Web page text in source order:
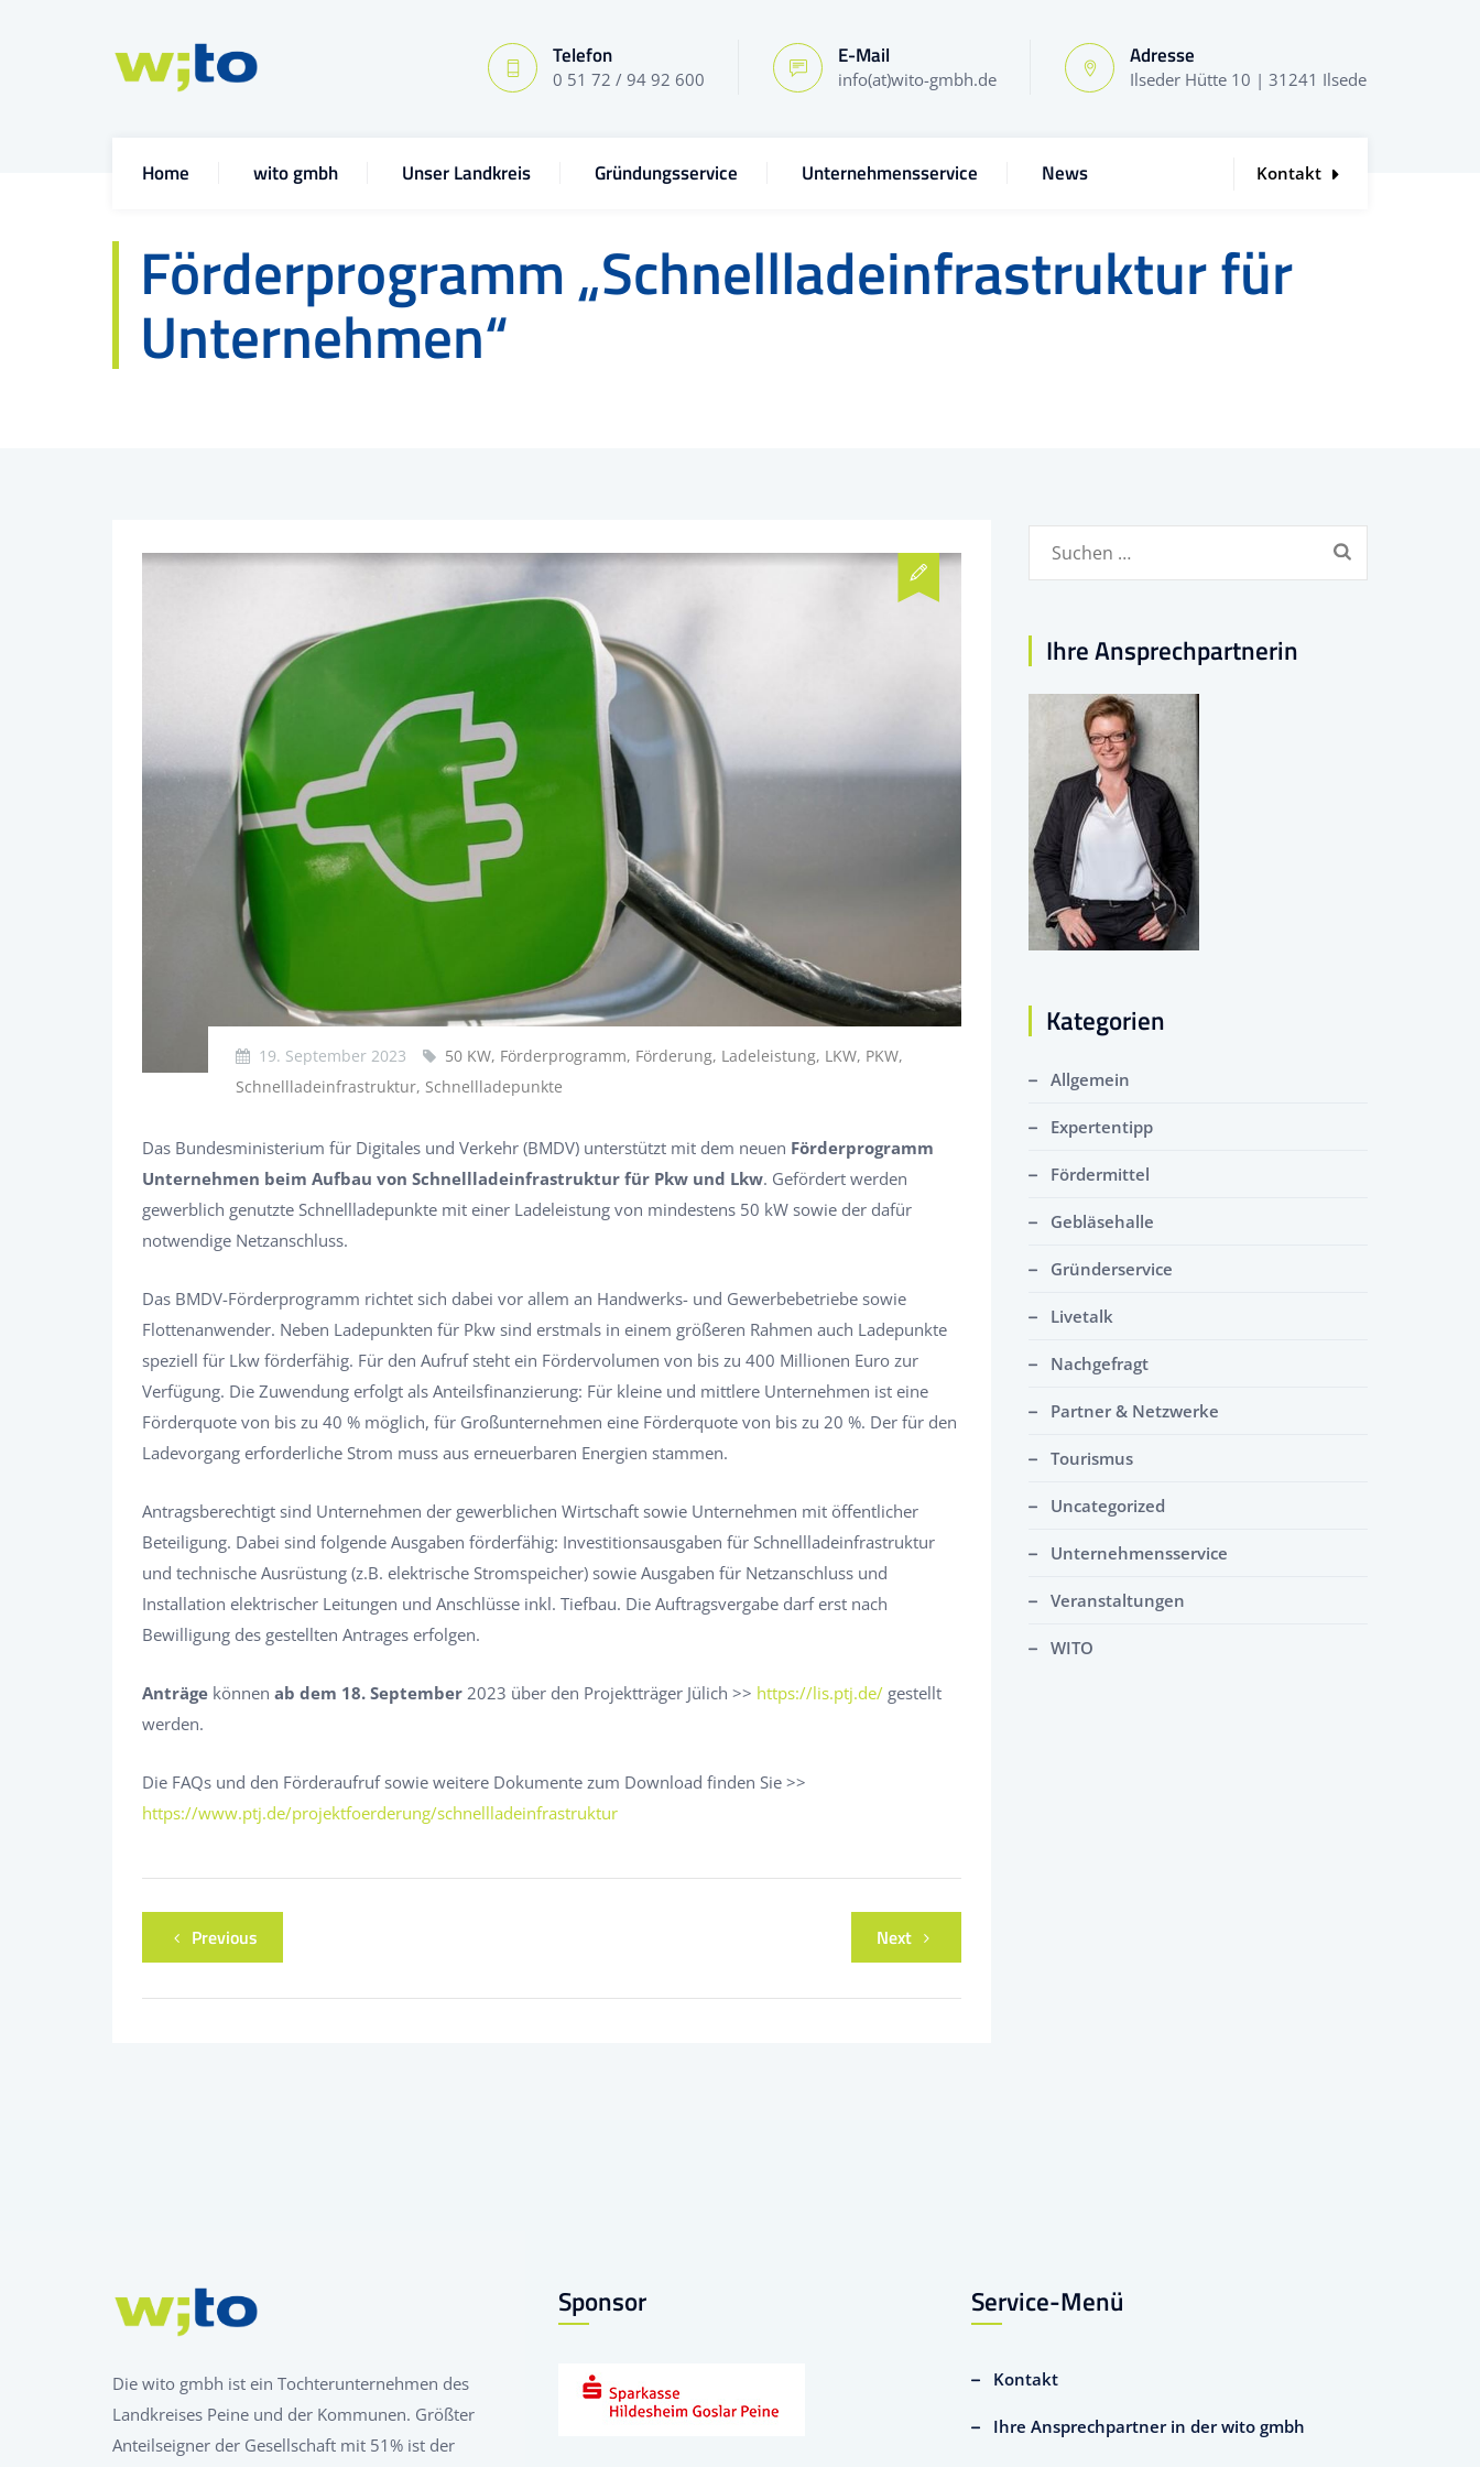
Telefon
0 51 72 / 94 92 600
E-Mail
info(at)wito-gmbh.de
Adresse
Ilseder Hütte 10 | 31241 Ilsede
Home wito gmbh Unser Landkreis Gründungsservice Unternehmensservice News Kontakt
Förderprogramm „Schnellladeinfrastruktur für
Unternehmen“
19. September 2023
50 KW, Förderprogramm, Förderung, Ladeleistung, LKW, PKW,
Schnellladeinfrastruktur, Schnellladepunkte
Das Bundesministerium für Digitales und Verkehr (BMDV) unterstützt mit dem neuen Förderprogramm
Unternehmen beim Aufbau von Schnellladeinfrastruktur für Pkw und Lkw. Gefördert werden
gewerblich genutzte Schnellladepunkte mit einer Ladeleistung von mindestens 50 kW sowie der dafür
notwendige Netzanschluss.
Das BMDV-Förderprogramm richtet sich dabei vor allem an Handwerks- und Gewerbebetriebe sowie
Flottenanwender. Neben Ladepunkten für Pkw sind erstmals in einem größeren Rahmen auch Ladepunkte
speziell für Lkw förderfähig. Für den Aufruf steht ein Fördervolumen von bis zu 400 Millionen Euro zur
Verfügung. Die Zuwendung erfolgt als Anteilsfinanzierung: Für kleine und mittlere Unternehmen ist eine
Förderquote von bis zu 40 % möglich, für Großunternehmen eine Förderquote von bis zu 20 %. Der für den
Ladevorgang erforderliche Strom muss aus erneuerbaren Energien stammen.
Antragsberechtigt sind Unternehmen der gewerblichen Wirtschaft sowie Unternehmen mit öffentlicher
Beteiligung. Dabei sind folgende Ausgaben förderfähig: Investitionsausgaben für Schnellladeinfrastruktur
und technische Ausrüstung (z.B. elektrische Stromspeicher) sowie Ausgaben für Netzanschluss und
Installation elektrischer Leitungen und Anschlüsse inkl. Tiefbau. Die Auftragsvergabe darf erst nach
Bewilligung des gestellten Antrages erfolgen.
Anträge können ab dem 18. September 2023 über den Projektträger Jülich >> https://lis.ptj.de/ gestellt
werden.
Die FAQs und den Förderaufruf sowie weitere Dokumente zum Download finden Sie >>
https://www.ptj.de/projektfoerderung/schnellladeinfrastruktur
Previous Next
Suchen
Ihre Ansprechpartnerin
Kategorien
Allgemein
Expertentipp
Fördermittel
Gebläsehalle
Gründerservice
Livetalk
Nachgefragt
Partner & Netzwerke
Tourismus
Uncategorized
Unternehmensservice
Veranstaltungen
WITO
Die wito gmbh ist ein Tochterunternehmen des
Landkreises Peine und der Kommunen. Größter
Anteilseigner der Gesellschaft mit 51% ist der
Sponsor Service-Menü
Kontakt
Ihre Ansprechpartner in der wito gmbh